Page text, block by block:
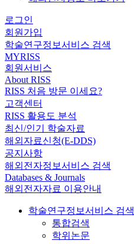
로그인
회원가입
학술연구정보서비스 검색
MYRISS
회원서비스
About RISS
RISS 처음 방문 이세요?
고객센터
RISS 활용도 분석
최신/인기 학술자료
해외자료신청(E-DDS)
공지사항
해외전자정보서비스 검색
Databases & Journals
해외전자자료 이용안내
학술연구정보서비스 검색
통합검색
학위논문